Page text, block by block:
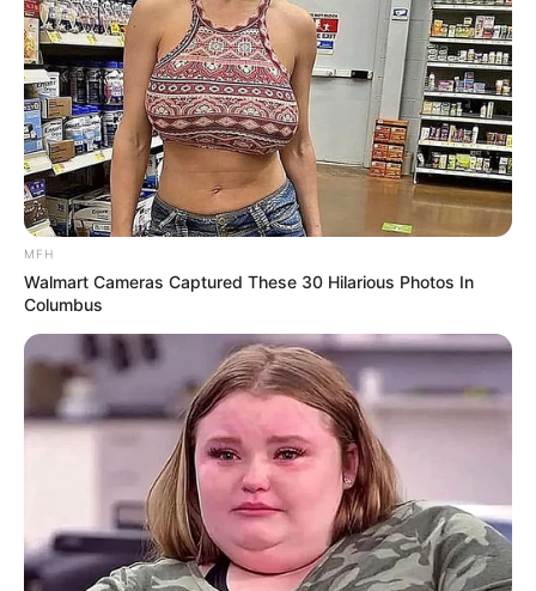
MFH
Walmart Cameras Captured These 30 Hilarious Photos In
Columbus